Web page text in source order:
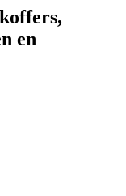
en